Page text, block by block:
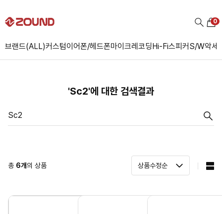
브랜드(ALL)커스텀이어폰/헤드폰마이크레코딩Hi-Fi스피커S/W악세
0
'Sc2'에 대한 검색결과
총 6개의 상품